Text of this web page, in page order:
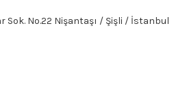
Sok. No.22 Nişantaşı / Şişli / İstanbul